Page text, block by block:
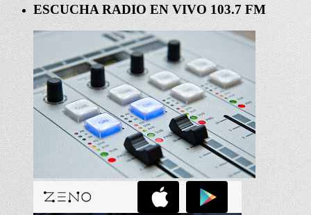
ESCUCHA RADIO EN VIVO 103.7 FM